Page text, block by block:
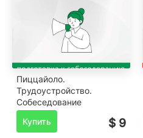
Пиццайоло.
Трудоустройство.
Собеседование
Купить
$ 9